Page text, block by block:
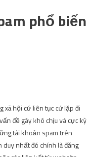
phổ biến
xã hội cứ liên tục cứ lặp đi
đề gây khó chịu và cực kỳ
tài khoản spam trên
nhất đó chính là đăng